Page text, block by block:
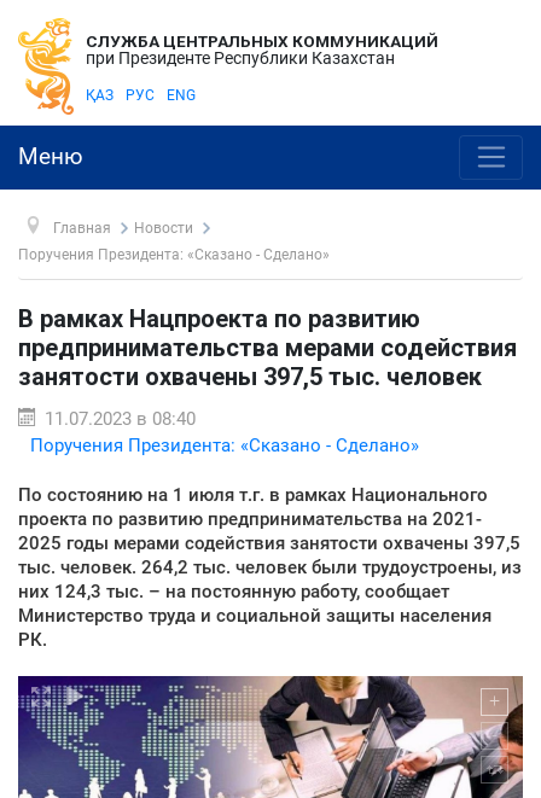
СЛУЖБА ЦЕНТРАЛЬНЫХ КОММУНИКАЦИЙ
при Президенте Республики Казахстан
ҚАЗ РУС ENG
Меню
Главная
Новости
Поручения Президента: «Сказано - Сделано»
В рамках Нацпроекта по развитию
предпринимательства мерами содействия
занятости охвачены 397,5 тыс. человек
11.07.2023 в 08:40
Поручения Президента: «Сказано - Сделано»
По состоянию на 1 июля т.г. в рамках Национального
проекта по развитию предпринимательства на 2021-
2025 годы мерами содействия занятости охвачены 397,5
тыс. человек. 264,2 тыс. человек были трудоустроены, из
них 124,3 тыс. – на постоянную работу, сообщает
Министерство труда и социальной защиты населения
РК.